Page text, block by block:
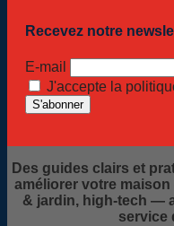
Recevez notre
E-mail
J'accepte la
Des guides clairs et
améliorer votre
& jardin, high-tech —
service